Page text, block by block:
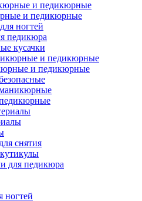
и педикюрные
ногтей
педикюра
кусачки
и педикюрные
снятия
для педикюра